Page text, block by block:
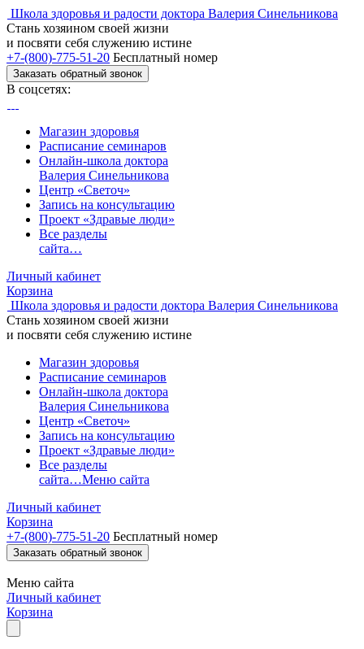
Школа здоровья и радости доктора Валерия Синельникова
Стань хозяином своей жизни
и посвяти себя служению истине
+7-(800)-775-51-20 Бесплатный номер
Заказать обратный звонок
В соцсетях:
Магазин здоровья
Расписание семинаров
Онлайн-школа доктора
Валерия Синельникова
Центр «Светоч»
Запись на консультацию
Проект «Здравые люди»
Все разделы
сайта…
Личный кабинет
Корзина
Школа здоровья и радости доктора Валерия Синельникова
Стань хозяином своей жизни
и посвяти себя служению истине
Магазин здоровья
Расписание семинаров
Онлайн-школа доктора
Валерия Синельникова
Центр «Светоч»
Запись на консультацию
Проект «Здравые люди»
Все разделы
сайта…Меню сайта
Личный кабинет
Корзина
+7-(800)-775-51-20 Бесплатный номер
Заказать обратный звонок
Меню сайта
Личный кабинет
Корзина